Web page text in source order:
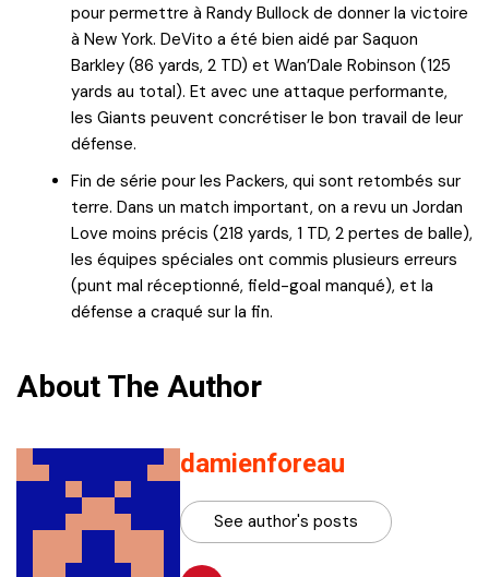
pour permettre à Randy Bullock de donner la victoire
à New York. DeVito a été bien aidé par Saquon
Barkley (86 yards, 2 TD) et Wan’Dale Robinson (125
yards au total). Et avec une attaque performante,
les Giants peuvent concrétiser le bon travail de leur
défense.
Fin de série pour les Packers, qui sont retombés sur
terre. Dans un match important, on a revu un Jordan
Love moins précis (218 yards, 1 TD, 2 pertes de balle),
les équipes spéciales ont commis plusieurs erreurs
(punt mal réceptionné, field-goal manqué), et la
défense a craqué sur la fin.
About The Author
damienforeau
See author's posts